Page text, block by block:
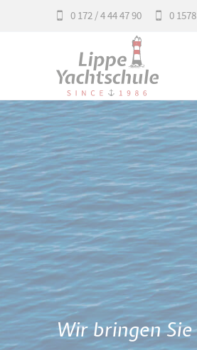
0 172 / 4 44 47 90 0
Wir bringen Sie